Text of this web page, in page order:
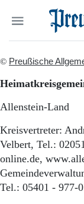
Suchen
© Preußische
Allenstein-Land
Kreisvertreter:
Velbert, Tel.:
online.de,
Tel.: 05401 - 977-0